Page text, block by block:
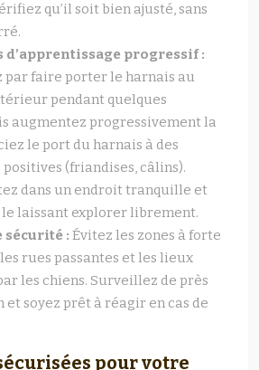
qu’il soit bien ajusté, sans
d’apprentissage progressif :
par faire porter le harnais au
pendant quelques
augmentez progressivement la
le port du harnais à des
(friandises, câlins).
dans un endroit tranquille et
le laissant explorer librement.
sécurité : Évitez les zones à forte
rues passantes et les lieux
les chiens. Surveillez de près
et soyez prêt à réagir en cas de
pour votre